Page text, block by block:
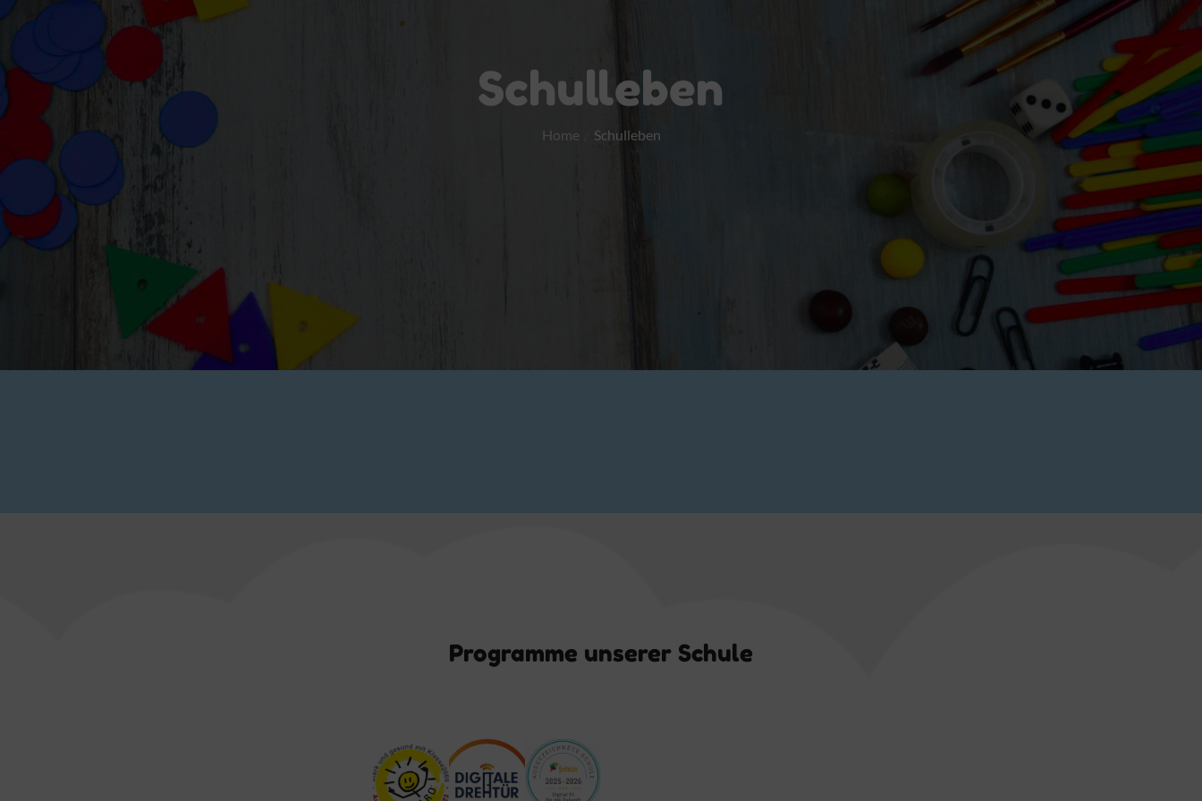
Schulleben
Home Schulleben
Programme unserer Schule